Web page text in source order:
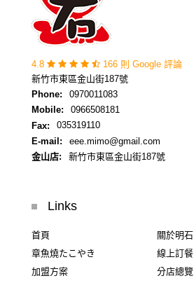
4.8
166 則 Google 評論
新竹市東區金山街187號
Phone:
0970011083
Mobile:
0966508181
Fax:
035319110
E-mail:
eee.mimo@gmail.com
金山店:
新竹市東區金山街187號
Links
首頁
關於明石
章魚燒たこやき
線上訂餐
加盟方案
分店總覽